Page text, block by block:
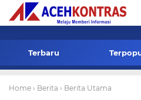
Terbaru
Home › Berita › Berita Utama